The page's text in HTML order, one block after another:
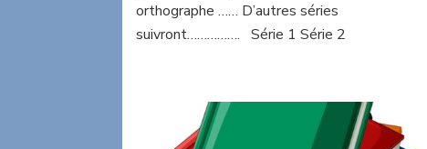
orthographe …… D’autres séries
suivront……………. Série 1 Série 2